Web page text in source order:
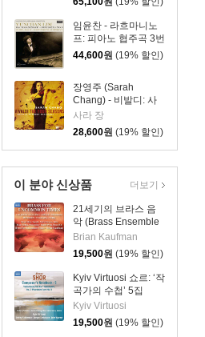
Concerto /
Beethoven:
Romances For) [LP]
임윤찬 - 라흐마니노
프: 피아노 협주곡 3번
[반 클라이번 콩쿠르
Piano Concerto
Op.30) [LP]
44,600원 (19% 할인)
장영주 (Sarah
Chang) - 비발디: 사
계 (Vivaldi: The Four
Seasons) [LP]
사라 장
28,600원 (19% 할인)
이 분야 신상품
21세기의 브라스 음
악 (Brass Ensemble
Music - 21st Century)
Brian Kaufman
19,500원 (19% 할인)
Kyiv Virtuosi 쇼르: ‘작
곡가의 수첩’ 5집
(Shor: Composer’s
Notebook, Vol. 5)
Kyiv Virtuosi
19,500원 (19% 할인)
더보기